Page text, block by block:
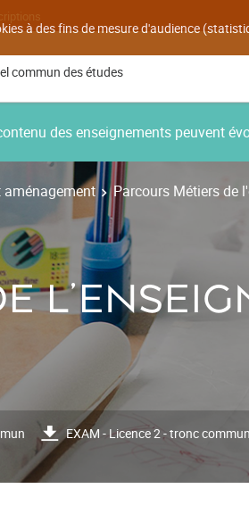
à des fins de mesure d'audience
commun des études
des enseignements peuvent
aménagement Parcours Métiers de
EXAM - Licence 2 - tronc